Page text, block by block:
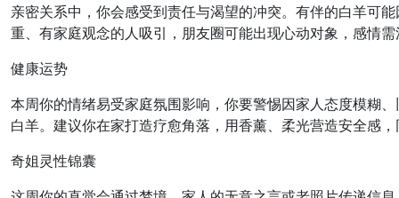
亲密关系中，你会感受到责任与渴望的冲突。有伴的白羊可
重、有家庭观念的人吸引，朋友圈可能出现心动对象，感情
健康运势
本周你的情绪易受家庭氛围影响，你要警惕因家人态度模糊
白羊。建议你在家打造疗愈角落，用香薰、柔光营造安全感
奇姐灵性锦囊